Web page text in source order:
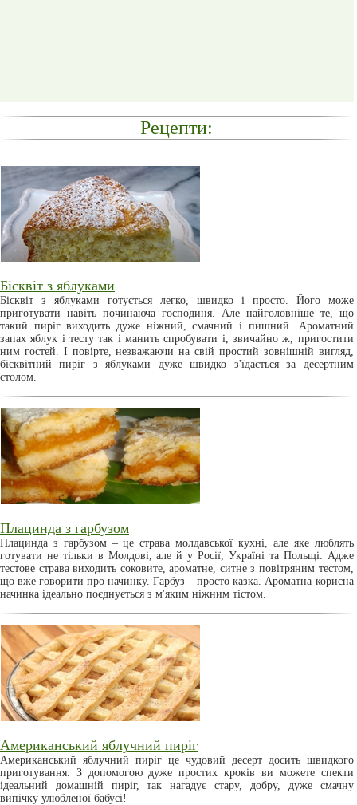
Рецепти:
Бісквіт з яблуками
Бісквіт з яблуками готується легко, швидко і просто. Його може
приготувати навіть починаюча господиня. Але найголовніше те, що
такий пиріг виходить дуже ніжний, смачний і пишний. Ароматний
запах яблук і тесту так і манить спробувати і, звичайно ж, пригостити
ним гостей. І повірте, незважаючи на свій простий зовнішній вигляд,
бісквітний пиріг з яблуками дуже швидко з'їдається за десертним
столом.
Плацинда з гарбузом
Плацинда з гарбузом – це страва молдавської кухні, але яке люблять
готувати не тільки в Молдові, але й у Росії, Україні та Польщі. Адже
тестове страва виходить соковите, ароматне, ситне з повітряним тестом,
що вже говорити про начинку. Гарбуз – просто казка. Ароматна корисна
начинка ідеально поєднується з м'яким ніжним тістом.
Американський яблучний пиріг
Американський яблучний пиріг це чудовий десерт досить швидкого
приготування. З допомогою дуже простих кроків ви можете спекти
ідеальний домашній пиріг, так нагадує стару, добру, дуже смачну
випічку улюбленої бабусі!